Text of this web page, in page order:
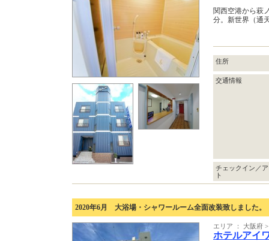
関西空港から萩
分。新世界（通
住所
交通情報
チェックイン／
ト
2020年6月 大浴場・シャワールーム全面改装致しました。
エリア ： 大阪府
ホテルアイ